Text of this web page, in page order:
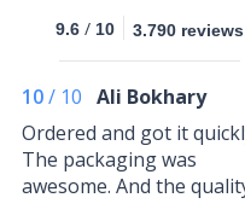
9.6 / 10 3.790 reviews
10/ 10 Ali Bokhary
Ordered and got it
The packaging was
awesome. And the